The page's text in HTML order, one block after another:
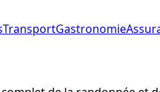
TransportGastronomie